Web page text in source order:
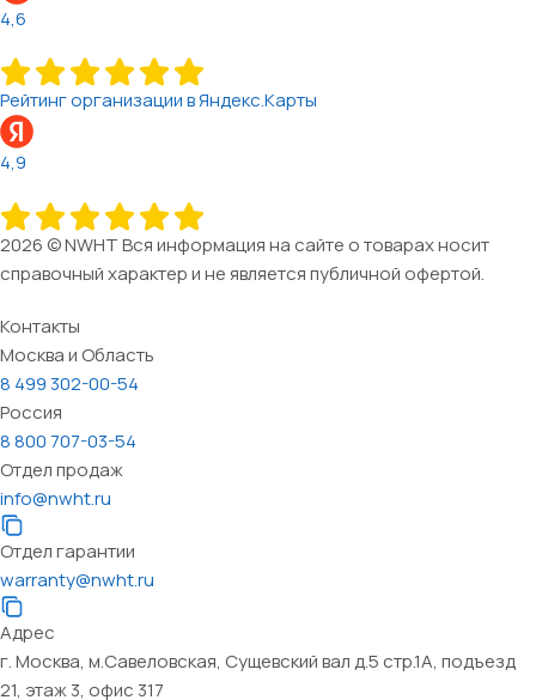
4,6
Рейтинг организации в Яндекс.Карты
4,9
2026 © NWHT Вся информация на сайте о товарах носит
справочный характер и не является публичной офертой.
Контакты
Москва и Область
8 499 302-00-54
Россия
8 800 707-03-54
Отдел продаж
info@nwht.ru
Отдел гарантии
warranty@nwht.ru
Адрес
г. Москва, м.Савеловская, Сущевский вал д.5 стр.1А, подъезд
21, этаж 3, офис 317